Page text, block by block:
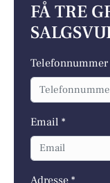
FÅ TRE
Telefonnummer
Email *